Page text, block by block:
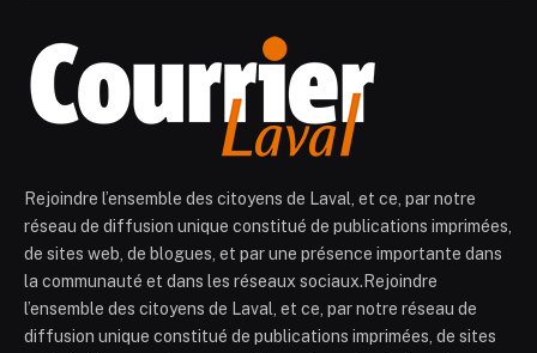
Rejoindre l’ensemble des citoyens de Laval, et ce, par notre
réseau de diffusion unique constitué de publications imprimées,
de sites web, de blogues, et par une présence importante dans
la communauté et dans les réseaux sociaux.Rejoindre
l’ensemble des citoyens de Laval, et ce, par notre réseau de
diffusion unique constitué de publications imprimées, de sites